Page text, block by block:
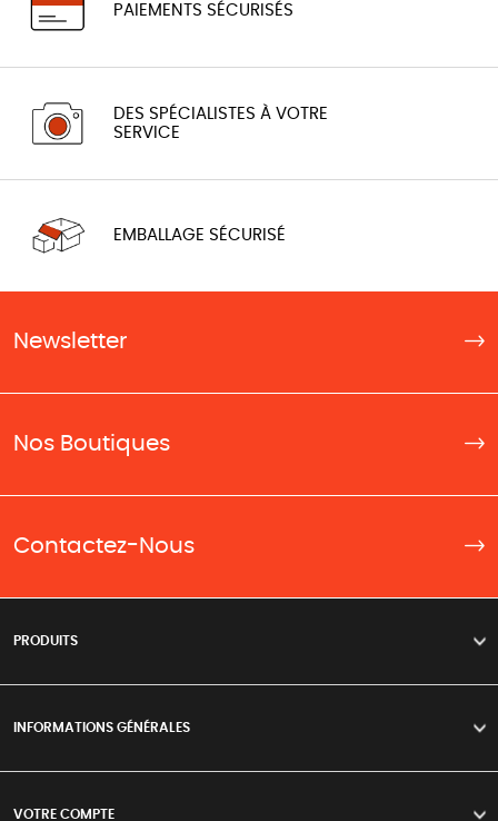
PAIEMENTS SÉCURISÉS
DES SPÉCIALISTES À VOTRE
SERVICE
EMBALLAGE SÉCURISÉ
Newsletter
Nos Boutiques
Contactez-Nous
PRODUITS >
INFORMATIONS GÉNÉRALES >
VOTRE COMPTE >